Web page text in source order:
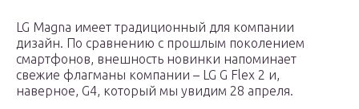
LG Magna имеет традиционный для компании
дизайн. По сравнению с прошлым поколением
смартфонов, внешность новинки напоминает
свежие флагманы компании – LG G Flex 2 и,
наверное, G4, который мы увидим 28 апреля.